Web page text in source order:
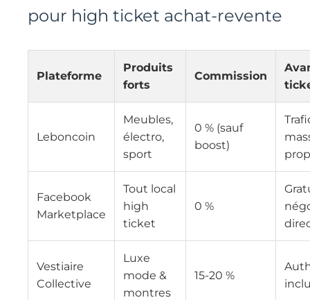
pour high ticket achat-revente
Plateforme
Produits
forts
Commission
Leboncoin
Meubles,
électro,
sport
0 % (sauf
boost)
Facebook
Marketplace
Tout local
high
ticket
0 %
Vestiaire
Collective
Luxe
mode &
montres
15-20 %